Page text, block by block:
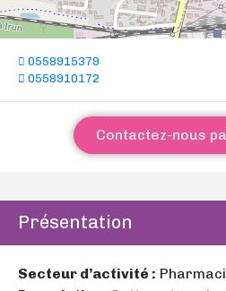
0558915379
0558910172
Contactez-nous
Présentation
Secteur d’activité :